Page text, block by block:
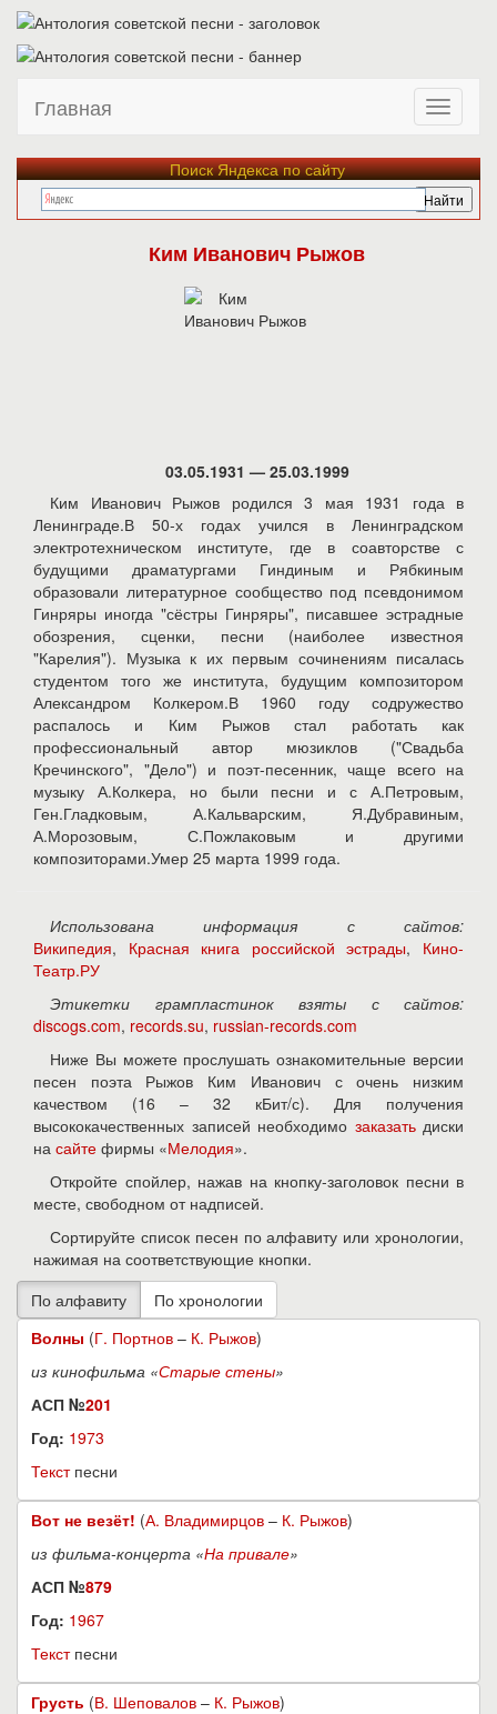
Главная
Поиск Яндекса по сайту
Ким Иванович Рыжов
03.05.1931 — 25.03.1999
Ким Иванович Рыжов родился 3 мая 1931 года в
Ленинграде.В 50-х годах учился в Ленинградском
электротехническом институте, где в соавторстве с
будущими драматургами Гиндиным и Рябкиным
образовали литературное сообщество под псевдонимом
Гинряры иногда "сёстры Гинряры", писавшее эстрадные
обозрения, сценки, песни (наиболее известноя
"Карелия"). Музыка к их первым сочинениям писалась
студентом того же института, будущим композитором
Александром Колкером.В 1960 году содружество
распалось и Ким Рыжов стал работать как
профессиональный автор мюзиклов ("Свадьба
Кречинского", "Дело") и поэт-песенник, чаще всего на
музыку А.Колкера, но были песни и с А.Петровым,
Ген.Гладковым, А.Кальварским, Я.Дубравиным,
А.Морозовым, С.Пожлаковым и другими
композиторами.Умер 25 марта 1999 года.
Использована информация с сайтов:
Википедия, Красная книга российской эстрады, Кино-
Театр.РУ
Этикетки грампластинок взяты с сайтов:
discogs.com, records.su, russian-records.com
Ниже Вы можете прослушать ознакомительные версии
песен поэта Рыжов Ким Иванович с очень низким
качеством (16 – 32 кБит/с). Для получения
высококачественных записей необходимо заказатьдиски
на сайте фирмы «Мелодия».
Откройте спойлер, нажав на кнопку-заголовок песни в
месте, свободном от надписей.
Сортируйте список песен по алфавиту или хронологии,
нажимая на соответствующие кнопки.
Волны (Г. Портнов – К. Рыжов)
из кинофильма «Старые стены»
АСП №201
Год: 1973
Текстпесни
Вот не везёт! (А. Владимирцов – К. Рыжов)
из фильма-концерта «На привале»
АСП №879
Год: 1967
Текстпесни
Грусть (В. Шеповалов – К. Рыжов)